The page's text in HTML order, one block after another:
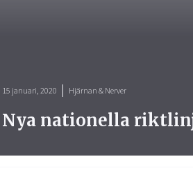
15 januari, 2020 Hjärnan & Nerver
Nya nationella